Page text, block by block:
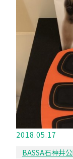
2018.05.17
BASSA石神井